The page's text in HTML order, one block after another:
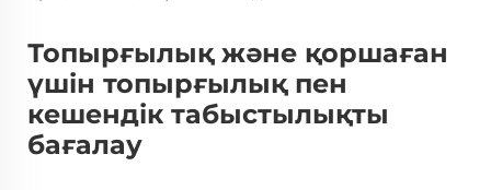
Топырғылық және қоршаған
үшін топырғылық пен
кешендік табыстылықты
бағалау